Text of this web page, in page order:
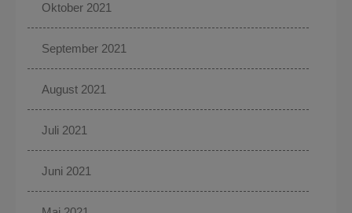
Oktober 2021
September 2021
August 2021
Juli 2021
Juni 2021